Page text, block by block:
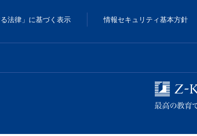
法律」に基づく表示 情報セキュリティ基本方針